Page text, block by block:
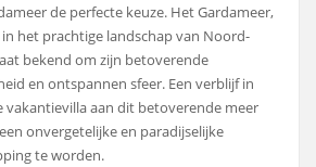
de perfecte keuze. Het Gardameer,
in het prachtige landschap van Noord-
bekend om zijn betoverende
en ontspannen sfeer. Een verblijf in
vakantievilla aan dit betoverende meer
onvergetelijke en paradijselijke
te worden.